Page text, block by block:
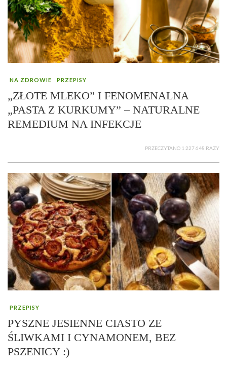
NA ZDROWIE PRZEPISY
„ZŁOTE MLEKO” I FENOMENALNA
„PASTA Z KURKUMY” – NATURALNE
REMEDIUM NA INFEKCJE
PRZECZYTANO 1 227 648 RAZY
PRZEPISY
PYSZNE JESIENNE CIASTO ZE
ŚLIWKAMI I CYNAMONEM, BEZ
PSZENICY :)